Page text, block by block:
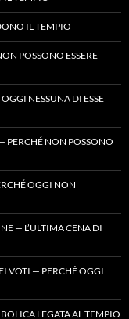
IL TEMPIO
POSSONO ESSERE
NESSUNA DI ESSE
PERCHÉ NON POSSONO
OGGI NON
— L’ULTIMA CENA DI
VOTI — PERCHÉ OGGI
LEGATA AL TEMPIO